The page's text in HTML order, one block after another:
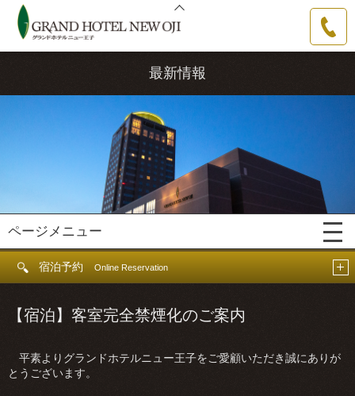
最新情報
ページメニュー
宿泊予約Online Reservation
【宿泊】客室完全禁煙化のご案内
平素よりグランドホテルニュー王子をご愛顧いただき誠にありが
とうございます。